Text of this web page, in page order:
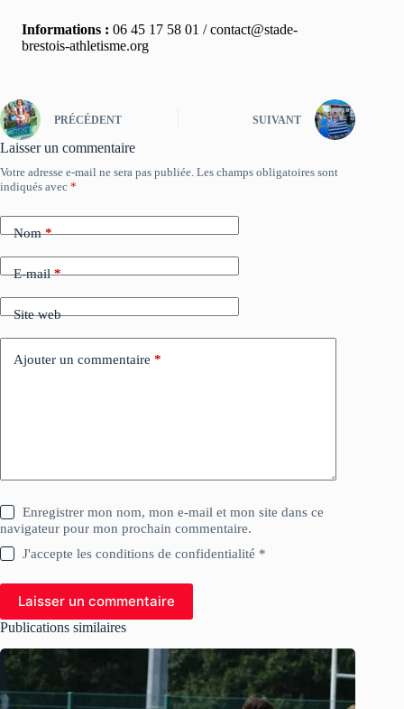
Informations : 06 45 17 58 01 / contact@stade-
brestois-athletisme.org
PRÉCÉDENT SUIVANT
Laisser un commentaire
Votre adresse e-mail ne sera pas publiée. Les champs obligatoires sont
indiqués avec *
Nom*
E-mail*
Site web
Ajouter un commentaire *
Enregistrer mon nom, mon e-mail et mon site dans ce
navigateur pour mon prochain commentaire.
J'accepte les conditions de confidentialité *
Laisser un commentaire
Publications similaires